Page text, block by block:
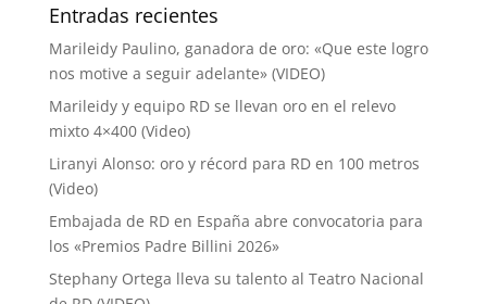
Entradas recientes
Marileidy Paulino, ganadora de oro: «Que este logro
nos motive a seguir adelante» (VIDEO)
Marileidy y equipo RD se llevan oro en el relevo
mixto 4×400 (Video)
Liranyi Alonso: oro y récord para RD en 100 metros
(Video)
Embajada de RD en España abre convocatoria para
los «Premios Padre Billini 2026»
Stephany Ortega lleva su talento al Teatro Nacional